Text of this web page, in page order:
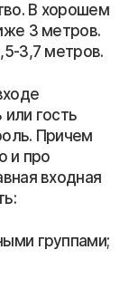
В хорошем
3 метров.
3,7 метров.
гость
Причем
и про
входная
группами;